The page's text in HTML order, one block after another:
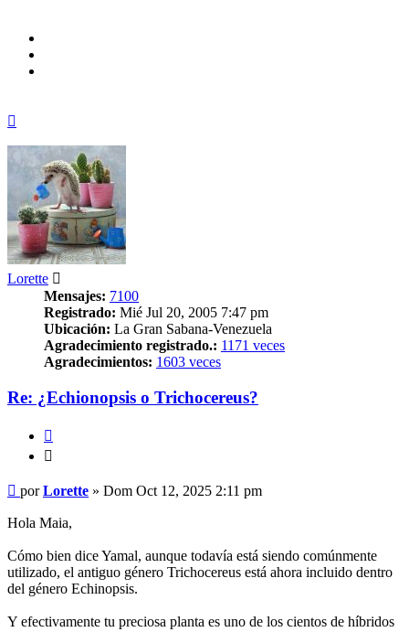
Lorette
Mensajes: 7100
Registrado: Mié Jul 20, 2005 7:47 pm
Ubicación: La Gran Sabana-Venezuela
Agradecimiento registrado.: 1171 veces
Agradecimientos: 1603 veces
Re: ¿Echionopsis o Trichocereus?
Mensaje
porLorette » Dom Oct 12, 2025 2:11 pm
Hola Maia,
Cómo bien dice Yamal, aunque todavía está siendo comúnmente
utilizado, el antiguo género Trichocereus está ahora incluido dentro
del género Echinopsis.
Y efectivamente tu preciosa planta es uno de los cientos de híbridos